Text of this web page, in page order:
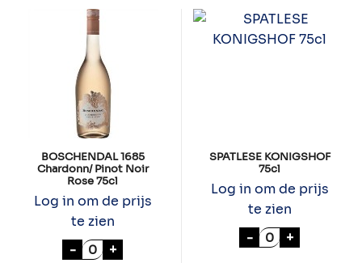
BOSCHENDAL 1685
Chardonn/ Pinot Noir
Rose 75cl
Log in om de prijs
te zien
- BOSCHENDAL 1685 Chardonn/ Pinot Noir
+
SPATLESE KONIGSHOF
75cl
Log in om de prijs
te zien
- SPATLESE
+